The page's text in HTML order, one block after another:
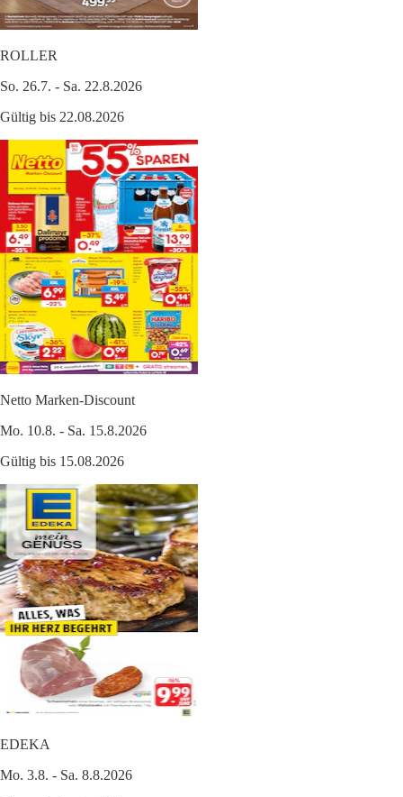
ROLLER
So. 26.7. - Sa. 22.8.2026
Gültig bis 22.08.2026
Netto Marken-Discount
Mo. 10.8. - Sa. 15.8.2026
Gültig bis 15.08.2026
EDEKA
Mo. 3.8. - Sa. 8.8.2026